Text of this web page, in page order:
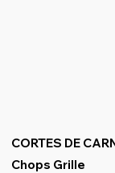
CORTES DE
Chops Grille